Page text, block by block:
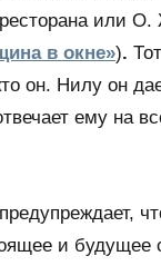
или О.
в окне»).
он. Нилу он
ему на
и будущее